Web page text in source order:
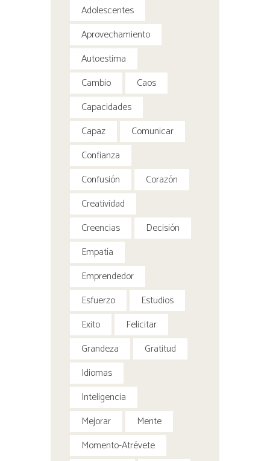
Adolescentes
Aprovechamiento
Autoestima
Cambio
Caos
Capacidades
Capaz
Comunicar
Confianza
Confusión
Corazón
Creatividad
Creencias
Decisión
Empatía
Emprendedor
Esfuerzo
Estudios
Exito
Felicitar
Grandeza
Gratitud
Idiomas
Inteligencia
Mejorar
Mente
Momento-Atrévete